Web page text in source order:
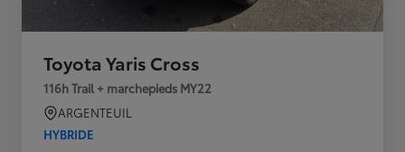
Toyota Yaris Cross
116h Trail + marchepieds MY22
ARGENTEUIL
HYBRIDE